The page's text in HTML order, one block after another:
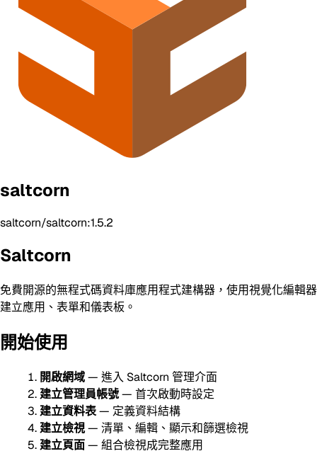
saltcorn
saltcorn/saltcorn:1.5.2
Saltcorn
免費開源的無程式碼資料庫應用程式建構器，使用視覺化編輯器
建立應用、表單和儀表板。
開始使用
開啟網域— 進入 Saltcorn 管理介面
建立管理員帳號— 首次啟動時設定
建立資料表— 定義資料結構
建立檢視— 清單、編輯、顯示和篩選檢視
建立頁面— 組合檢視成完整應用